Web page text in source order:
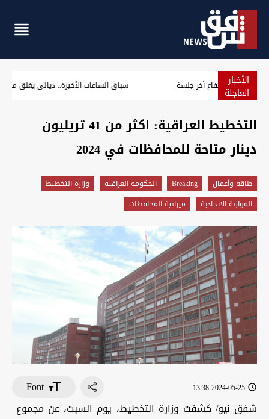
الأخبار
العاجلة خاما البصرة ينهيان الأسبوع على تراجع رغم ارتفاع آخر جلسة
التخطيط العراقية: اكثر من 41 تريليون
دينار متاحة للمحافظات في 2024
طاقة وأعمال Breaking الحكومة العراقية
وزارة التخطيط
الموازنة الاتحادية
ميزانية المحافظات
2024-05-25 13:38
Font
شفق نيو/ كشفت وزارة التخطيط، يوم السبت، عن مجموع